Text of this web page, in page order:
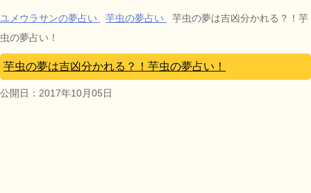
ユメウラサンの夢占い 芋虫の夢占い
芋虫の夢は吉凶分かれる？！芋
虫の夢占い！
芋虫の夢は吉凶分かれる？！芋虫の夢占い！
公開日： 2017年10月05日